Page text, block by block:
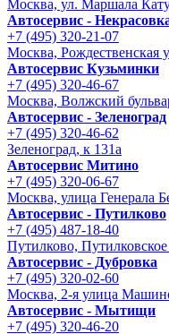
Москва, ул. Маршала
Автосервис -
+7 (495) 320-21-07
Москва, Рождественская
Автосервис Кузьминки
+7 (495) 320-46-67
Москва, Волжский
Автосервис - Зеленоград
+7 (495) 320-46-62
Зеленоград, к 131а
Автосервис Митино
+7 (495) 320-06-67
Москва, улица Генерала
Автосервис - Путилково
+7 (495) 487-18-40
Путилково,
Автосервис - Дубровка
+7 (495) 320-02-60
Москва, 2-я улица
Автосервис - Мытищи
+7 (495) 320-46-20